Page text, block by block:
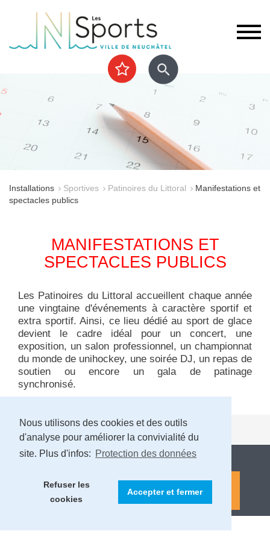
Nous utilisons des cookies et des outils
d'analyse pour améliorer la convivialité du
site. Plus d'infos: Protection des données
Refuser les
cookies
Accepter et fermer
Installations Sportives Patinoires du Littoral
Manifestations et
spectacles publics
MANIFESTATIONS ET
SPECTACLES PUBLICS
Les Patinoires du Littoral accueillent chaque année
une vingtaine d'événements à caractère sportif et
extra sportif. Ainsi, ce lieu dédié au sport de glace
devient le cadre idéal pour un concert, une
exposition, un salon professionnel, un championnat
du monde de unihockey, une soirée DJ, un repas de
soutien ou encore un gala de patinage
synchronisé.
MENTIONS LÉGALES ET PROTECTION DES DONNÉES